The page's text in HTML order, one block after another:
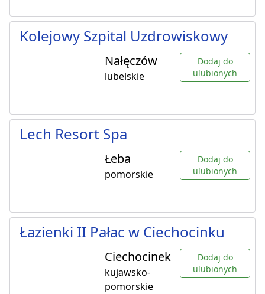
Kolejowy Szpital Uzdrowiskowy
Nałęczów
lubelskie
Dodaj do
ulubionych
Lech Resort Spa
Łeba
pomorskie
Dodaj do
ulubionych
Łazienki II Pałac w Ciechocinku
Ciechocinek
kujawsko-
pomorskie
Dodaj do
ulubionych